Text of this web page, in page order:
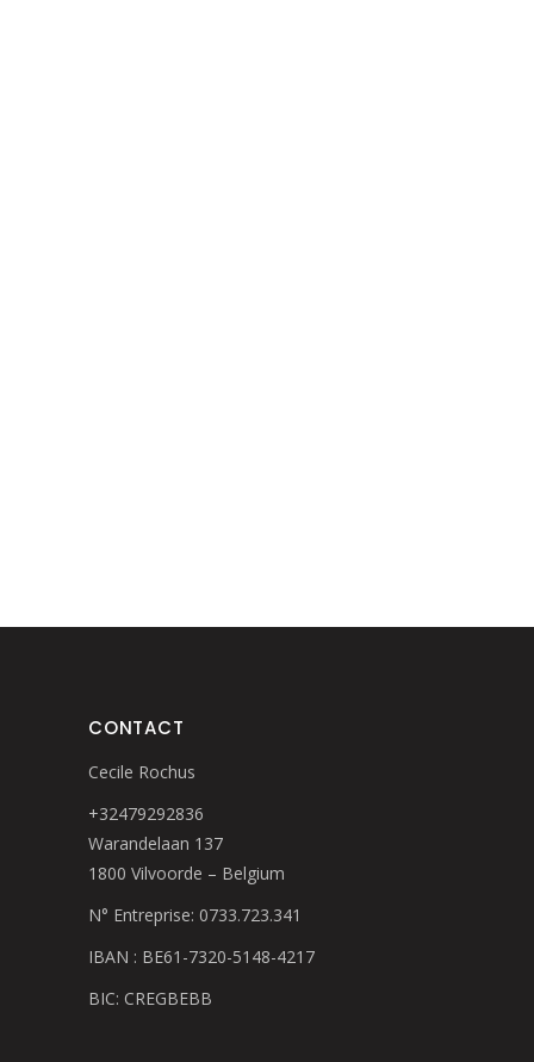
CONTACT
Cecile Rochus
+32479292836
Warandelaan 137
1800 Vilvoorde – Belgium
N° Entreprise: 0733.723.341
IBAN : BE61-7320-5148-4217
BIC: CREGBEBB